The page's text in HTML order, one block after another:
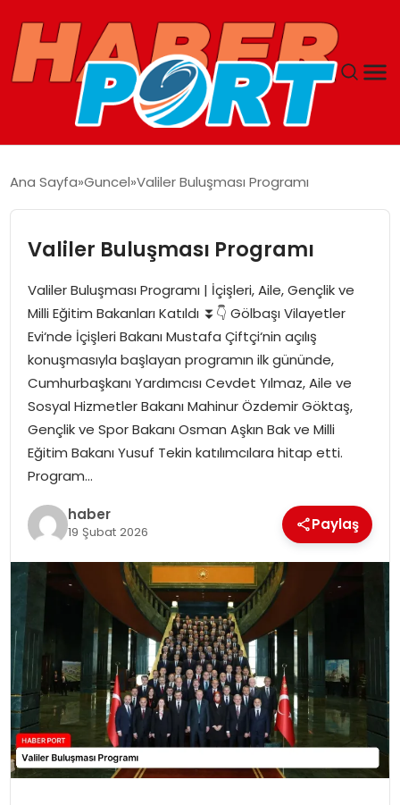
GUNCEL
YAŞAM
SAĞLIK
SPOR
MAGAZIN
SPOR
OTOMOBIL
TEKNOLOJI
EKONOMI
Ana Sayfa Guncel Valiler Buluşması Programı
Valiler Buluşması Programı
Valiler Buluşması Programı | İçişleri, Aile, Gençlik ve
Milli Eğitim Bakanları Katıldı ⏬👇 Gölbaşı Vilayetler
Evi‘nde İçişleri Bakanı Mustafa Çiftçi‘nin açılış
konuşmasıyla başlayan programın ilk gününde,
Cumhurbaşkanı Yardımcısı Cevdet Yılmaz, Aile ve
Sosyal Hizmetler Bakanı Mahinur Özdemir Göktaş,
Gençlik ve Spor Bakanı Osman Aşkın Bak ve Milli
Eğitim Bakanı Yusuf Tekin katılımcılara hitap etti.
Program…
haber
19 Şubat 2026 Paylaş